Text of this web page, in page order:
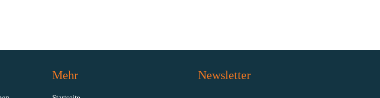
Mehr Newsletter